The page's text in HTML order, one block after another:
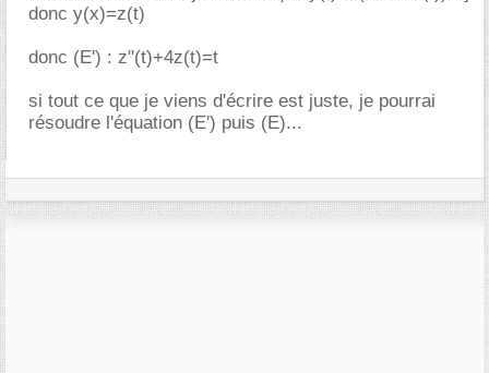
donc y(x)=z(t)
donc (E') : z"(t)+4z(t)=t
si tout ce que je viens d'écrire est juste, je pourrai
résoudre l'équation (E') puis (E)...